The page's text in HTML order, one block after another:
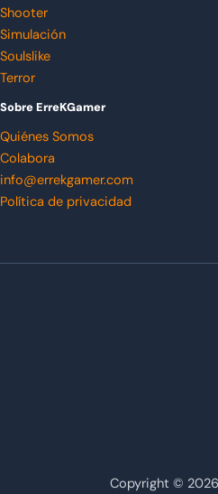
Shooter
Simulación
Soulslike
Terror
Sobre ErreKGamer
Quiénes Somos
Colabora
info@errekgamer.com
Política de privacidad
Copyright ©